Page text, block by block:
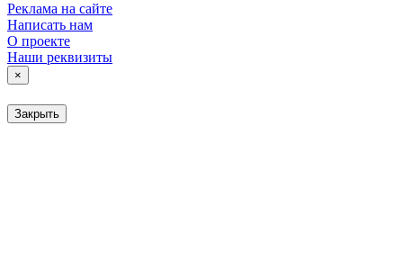
Реклама на сайте
Написать нам
О проекте
Наши реквизиты
×
Закрыть